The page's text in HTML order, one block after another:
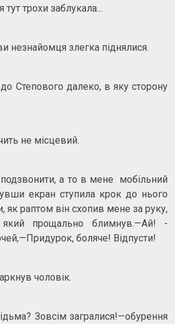
тут трохи заблукала...
незнайомця злегка піднялися.
Степового далеко, в яку сторону
не місцевий.
а то в мене мобільний
екран ступила крок до нього
як раптом він схопив мене за руку,
прощально блимнув.—Ай! -
боляче! Відпусти!
чоловік.
Зовсім загралися!—обурення